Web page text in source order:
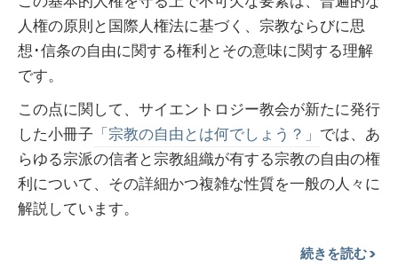
人権の原則と国際人権法に基づく、宗教ならびに思
想･信条の自由に関する権利とその意味に関する理解
です。
この点に関して、サイエントロジー教会が新たに発行
した小冊子 「宗教の自由とは何でしょう？」 では、あ
らゆる宗派の信者と宗教組織が有する宗教の自由の権
利について、その詳細かつ複雑な性質を一般の人々に
解説しています。
続きを読む